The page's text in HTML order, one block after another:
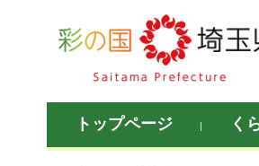
彩の国 埼玉県
トップページ く